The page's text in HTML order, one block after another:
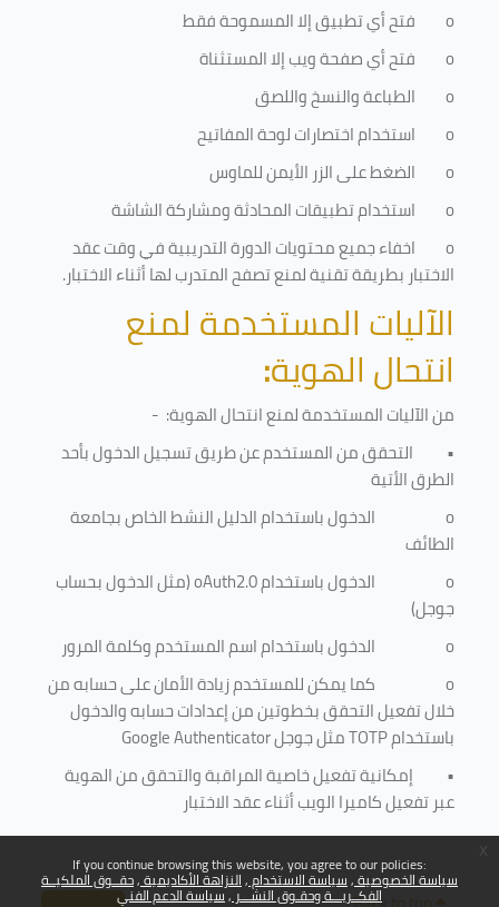
If you continue browsing this website, you agree to our policies:
سياسة الخصوصية سياسة الاستخدام النزاهة الأكاديمية حقــوق الملكيــة
الفكــريـــة وحقـوق النشـــر سياسة الدعم الفني
o
فتح أي تطبيق إلا المسموحة فقط
o
فتح أي صفحة ويب إلا المستثناة
o
الطباعة والنسخ واللصق
o
استخدام اختصارات لوحة المفاتيح
o
الضغط على الزر الأيمن للماوس
o
استخدام تطبيقات المحادثة ومشاركة الشاشة
o
اخفاء جميع محتويات الدورة التدريبية في وقت عقد
الاختبار بطريقة تقنية لمنع تصفح المتدرب لها أثناء الاختبار.
الآليات المستخدمة لمنع
انتحال الهوية:
من الآليات المستخدمة لمنعانتحال الهوية: -
• التحقق من المستخدم عن طريق تسجيل الدخول بأحد
الطرق الأتية
o
الدخول باستخدام الدليل النشط الخاص بجامعة
الطائف
o
الدخول باستخدامoAuth2.0(مثل الدخول بحساب
جوجل)
o
الدخول باستخدام اسم المستخدم وكلمة المرور
o
كما يمكن للمستخدم زيادة الأمان على حسابه من
خلال تفعيل التحقق بخطوتين من إعدادات حسابه والدخول
باستخدامTOTPمثل جوجلGoogle Authenticator
• إمكانية تفعيل خاصية المراقبة والتحقق من الهوية
عبر تفعيل كاميرا الويب أثناء عقد الاختبار